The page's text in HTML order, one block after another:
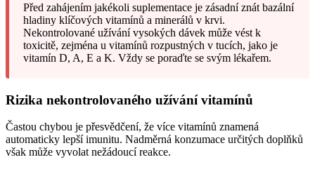
Před zahájením jakékoli suplementace je zásadní znát bazální
hladiny klíčových vitamínů a minerálů v krvi.
Nekontrolované užívání vysokých dávek může vést k
toxicitě, zejména u vitamínů rozpustných v tucích, jako je
vitamín D, A, E a K. Vždy se poraďte se svým lékařem.
Rizika nekontrolovaného užívání vitamínů
Častou chybou je přesvědčení, že více vitamínů znamená
automaticky lepší imunitu. Nadměrná konzumace určitých doplňků
však může vyvolat nežádoucí reakce.